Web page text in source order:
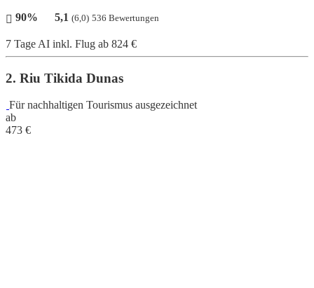
90%
5,1 (6,0) 536 Bewertungen
7 Tage AI inkl. Flug ab 824 €
2. Riu Tikida Dunas
Für nachhaltigen Tourismus ausgezeichnet
ab
473 €